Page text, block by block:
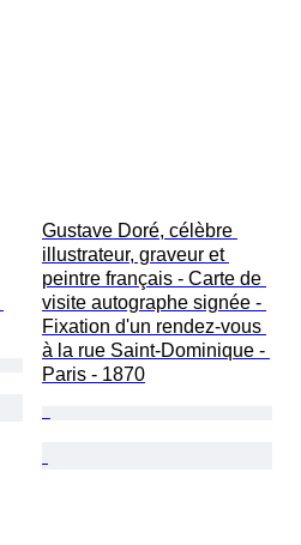
Gustave Doré, célèbre
illustrateur, graveur et
peintre français - Carte de
visite autographe signée -
Fixation d'un rendez-vous
à la rue Saint-Dominique -
Paris - 1870